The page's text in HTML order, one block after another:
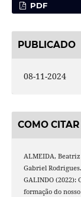
PDF
PUBLICADO
08-11-2024
COMO CITAR
ALMEIDA, Beatriz
Gabriel
GALINDO (2022):
formação do